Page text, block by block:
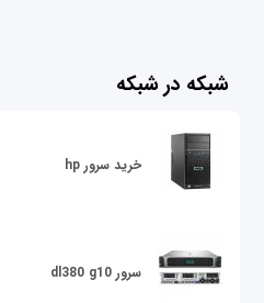
شبکه در شبکه
خرید سرور hp
سرور dl380 g10